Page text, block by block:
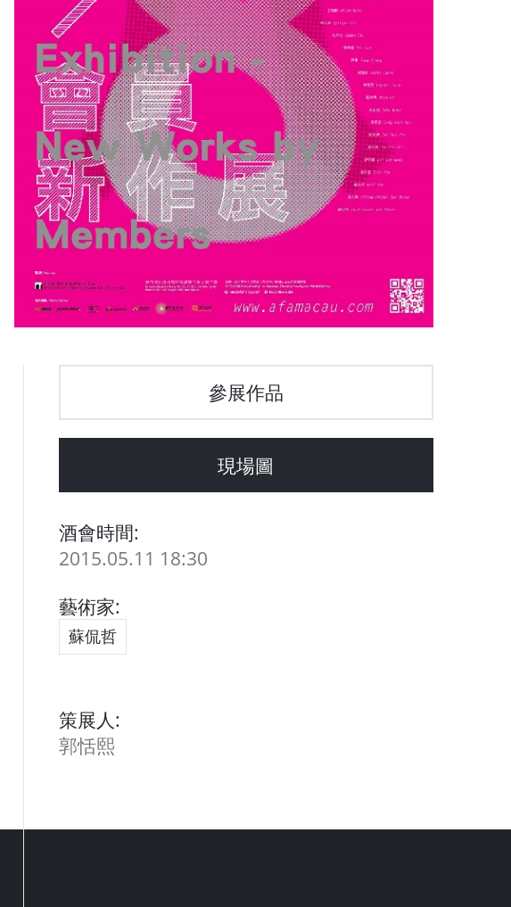
參展作品
現場圖
酒會時間:
2015.05.11 18:30
藝術家:
蘇侃哲
策展人:
郭恬熙